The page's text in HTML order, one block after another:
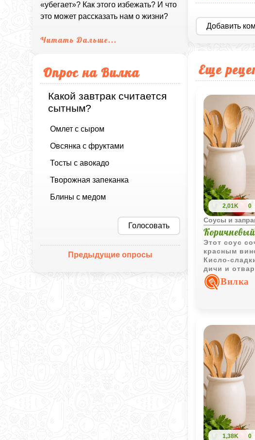
«убегает»? Как этого избежать? И что
это может рассказать нам о жизни?
Читать Дальше...
Опрос на Вилка
Какой завтрак считается
сытным?
Омлет с сыром
Овсянка с фруктами
Тосты с авокадо
Творожная запеканка
Блины с медом
Голосовать
Предыдущие опросы
Добавить
Еще
2,01K 0
Соусы и
Этот соус
красным
Кисло-
дичи и
Вилка
1,38K 0